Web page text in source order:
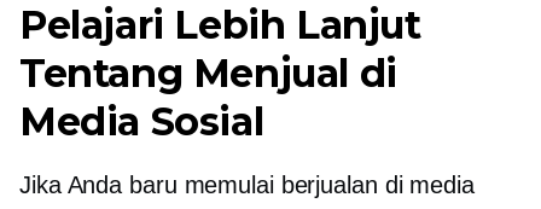
Pelajari Lebih Lanjut
Tentang Menjual di
Media Sosial
Jika Anda baru memulai berjualan di media